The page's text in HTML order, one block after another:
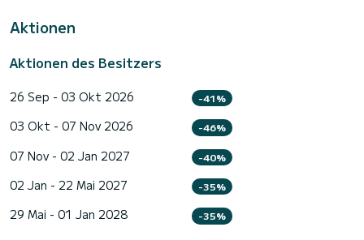
Aktionen
Aktionen des Besitzers
26 Sep - 03 Okt 2026 -41%
03 Okt - 07 Nov 2026 -46%
07 Nov - 02 Jan 2027 -40%
02 Jan - 22 Mai 2027 -35%
29 Mai - 01 Jan 2028 -35%